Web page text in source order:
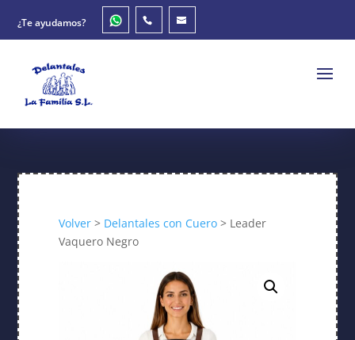
¿Te ayudamos?
Volver> Delantales con Cuero> Leader
Vaquero Negro